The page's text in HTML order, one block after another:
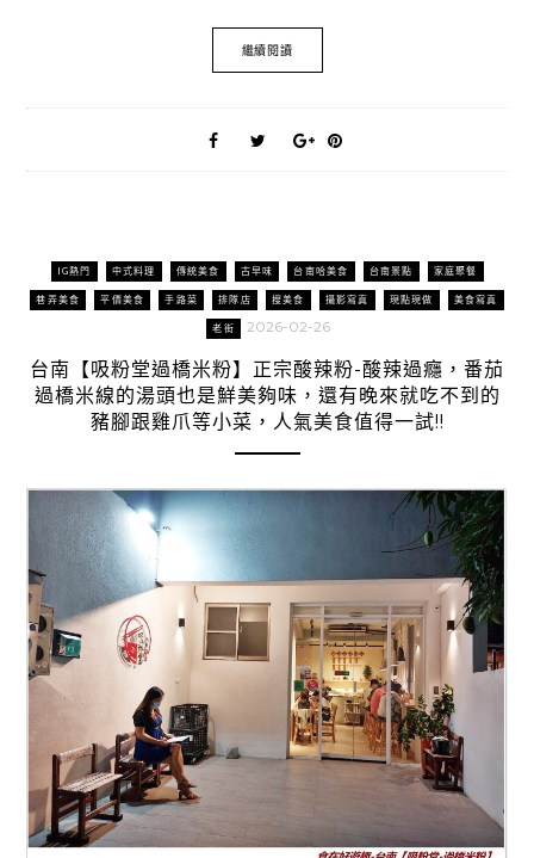
繼續閱讀
IG熱門 中式料理 傳統美食 古早味 台南哈美食 台南景點 家庭聚餐
巷弄美食 平價美食 手路菜 排隊店 搜美食 攝影寫真 現點現做 美食寫真
老街 2026-02-26
台南【吸粉堂過橋米粉】正宗酸辣粉-酸辣過癮，番茄
過橋米線的湯頭也是鮮美夠味，還有晚來就吃不到的
豬腳跟雞爪等小菜，人氣美食值得一試!!